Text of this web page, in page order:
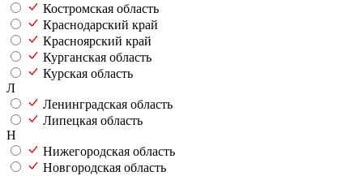
Костромская область
Краснодарский край
Красноярский край
Курганская область
Курская область
Л
Ленинградская область
Липецкая область
Н
Нижегородская область
Новгородская область